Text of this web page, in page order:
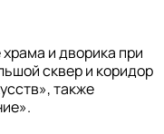
Божией Матери
здесь хранится
(сюжете)
и дворика при
сквер и коридор
также